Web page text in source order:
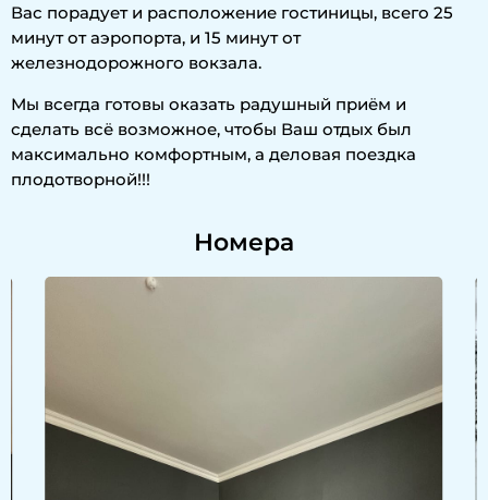
Вас порадует и расположение гостиницы, всего 25
минут от аэропорта, и 15 минут от
железнодорожного вокзала.
Мы всегда готовы оказать радушный приём и
сделать всё возможное, чтобы Ваш отдых был
максимально комфортным, а деловая поездка
плодотворной!!!
Номера